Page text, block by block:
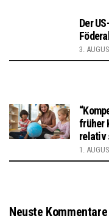
Der
3.
früher
relativ
1.
Neuste Kommentare